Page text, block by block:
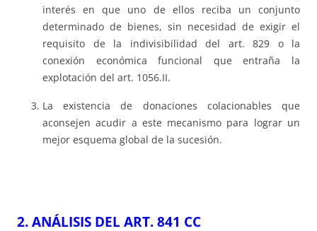
interés en que uno de ellos reciba un conjunto
determinado de bienes, sin necesidad de exigir el
requisito de la indivisibilidad del art. 829 o la
conexión económica funcional que entraña la
explotación del art. 1056.II.
La existencia de donaciones colacionables que
aconsejen acudir a este mecanismo para lograr un
mejor esquema global de la sucesión.
2. ANÁLISIS DEL ART. 841 CC